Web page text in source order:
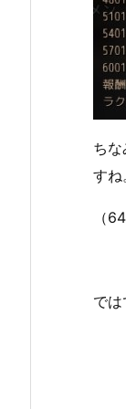
ち
すね
（
では